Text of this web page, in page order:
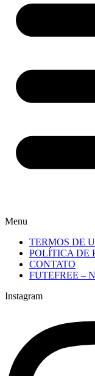
Menu
TERMOS DE
POLÍTICA DE
CONTATO
FUTEFREE –
Instagram